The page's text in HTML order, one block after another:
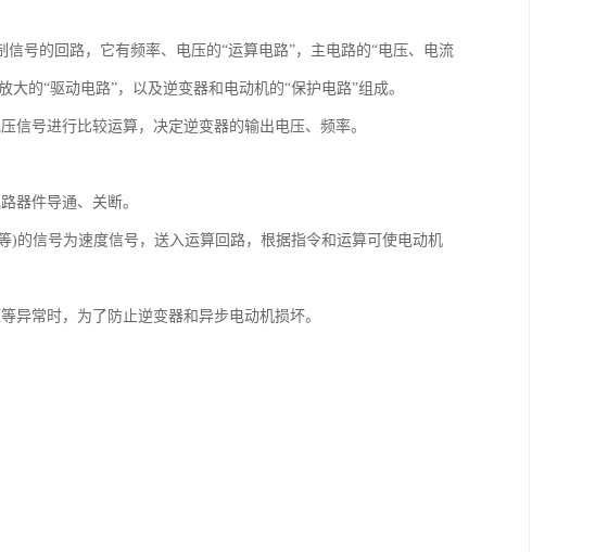
号的回路，它有频率、电压的“运算电路”，主电路的“电压、电流
的“驱动电路”，以及逆变器和电动机的“保护电路”组成。
信号进行比较运算，决定逆变器的输出电压、频率。
器件导通、关断。
)的信号为速度信号，送入运算回路，根据指令和运算可使电动机
异常时，为了防止逆变器和异步电动机损坏。